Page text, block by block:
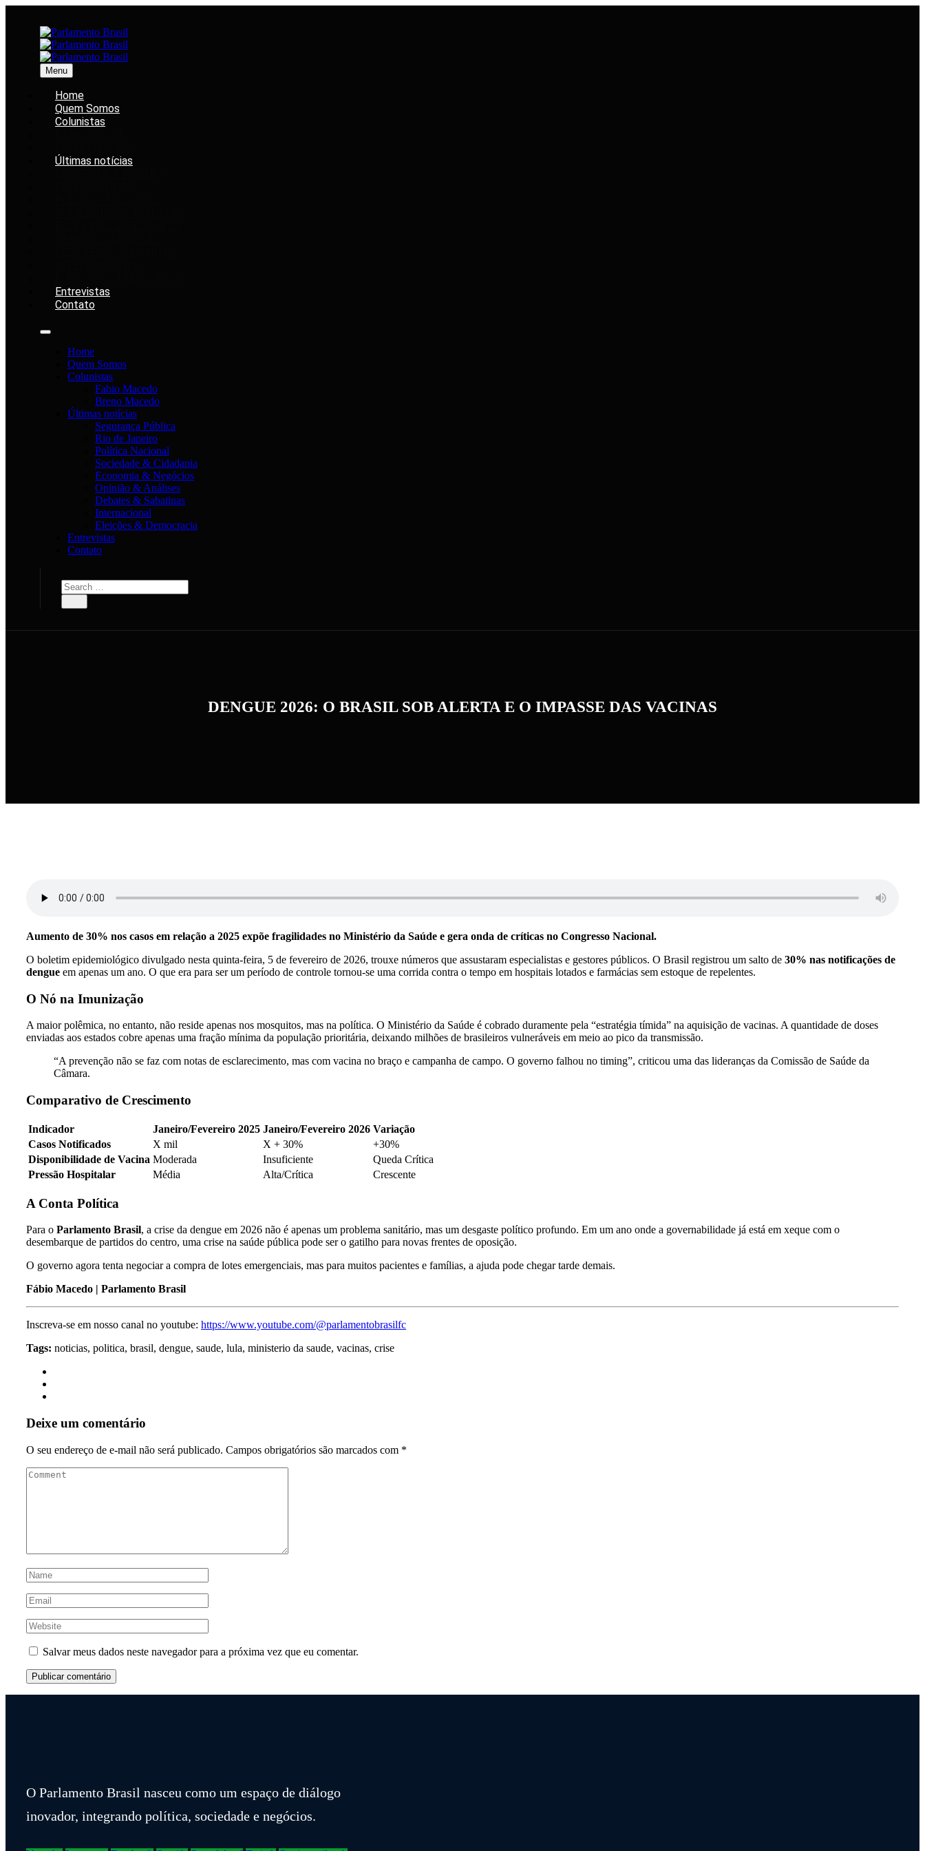
Menu
Home
Quem Somos
Colunistas
Últimas notícias
Entrevistas
Contato
Home
Quem Somos
Colunistas
Fabio Macedo
Breno Macedo
Últimas notícias
Segurança Pública
Rio de Janeiro
Política Nacional
Sociedade & Cidadania
Economia & Negócios
Opinião & Análises
Debates & Sabatinas
Internacional
Eleições & Democracia
Entrevistas
Contato
DENGUE 2026: O BRASIL SOB ALERTA E O IMPASSE DAS VACINAS
Aumento de 30% nos casos em relação a 2025 expõe fragilidades no Ministério da Saúde e gera onda de críticas no Congresso Nacional.
O boletim epidemiológico divulgado nesta quinta-feira, 5 de fevereiro de 2026, trouxe números que assustaram especialistas e gestores públicos. O Brasil registrou um salto de 30% nas notificações de
dengue em apenas um ano. O que era para ser um período de controle tornou-se uma corrida contra o tempo em hospitais lotados e farmácias sem estoque de repelentes.
O Nó na Imunização
A maior polêmica, no entanto, não reside apenas nos mosquitos, mas na política. O Ministério da Saúde é cobrado duramente pela “estratégia tímida” na aquisição de vacinas. A quantidade de doses
enviadas aos estados cobre apenas uma fração mínima da população prioritária, deixando milhões de brasileiros vulneráveis em meio ao pico da transmissão.
“A prevenção não se faz com notas de esclarecimento, mas com vacina no braço e campanha de campo. O governo falhou no timing”, criticou uma das lideranças da Comissão de Saúde da
Câmara.
Comparativo de Crescimento
Indicador Janeiro/Fevereiro 2025 Janeiro/Fevereiro 2026 Variação
Casos Notificados
X mil X + 30%
+30%
Disponibilidade de Vacina Moderada Insuficiente
Queda Crítica
Pressão Hospitalar
Média Alta/Crítica Crescente
A Conta Política
Para o Parlamento Brasil, a crise da dengue em 2026 não é apenas um problema sanitário, mas um desgaste político profundo. Em um ano onde a governabilidade já está em xeque com o
desembarque de partidos do centro, uma crise na saúde pública pode ser o gatilho para novas frentes de oposição.
O governo agora tenta negociar a compra de lotes emergenciais, mas para muitos pacientes e famílias, a ajuda pode chegar tarde demais.
Fábio Macedo | Parlamento Brasil
Inscreva-se em nosso canal no youtube: https://www.youtube.com/@parlamentobrasilfc
Tags: noticias, politica, brasil, dengue, saude, lula, ministerio da saude, vacinas, crise
Deixe um comentário
O seu endereço de e-mail não será publicado. Campos obrigatórios são marcados com *
Salvar meus dados neste navegador para a próxima vez que eu comentar.
O Parlamento Brasil nasceu como um espaço de diálogo
inovador, integrando política, sociedade e negócios.